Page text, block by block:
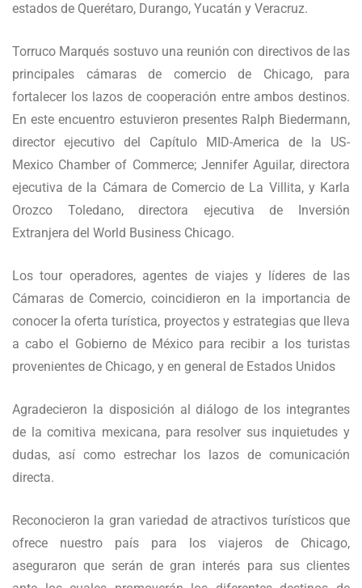
estados de Querétaro, Durango, Yucatán y Veracruz.
Torruco Marqués sostuvo una reunión con directivos de las
principales cámaras de comercio de Chicago, para
fortalecer los lazos de cooperación entre ambos destinos.
En este encuentro estuvieron presentes Ralph Biedermann,
director ejecutivo del Capítulo MID-America de la US-
Mexico Chamber of Commerce; Jennifer Aguilar, directora
ejecutiva de la Cámara de Comercio de La Villita, y Karla
Orozco Toledano, directora ejecutiva de Inversión
Extranjera del World Business Chicago.
Los tour operadores, agentes de viajes y líderes de las
Cámaras de Comercio, coincidieron en la importancia de
conocer la oferta turística, proyectos y estrategias que lleva
a cabo el Gobierno de México para recibir a los turistas
provenientes de Chicago, y en general de Estados Unidos
Agradecieron la disposición al diálogo de los integrantes
de la comitiva mexicana, para resolver sus inquietudes y
dudas, así como estrechar los lazos de comunicación
directa.
Reconocieron la gran variedad de atractivos turísticos que
ofrece nuestro país para los viajeros de Chicago,
aseguraron que serán de gran interés para sus clientes